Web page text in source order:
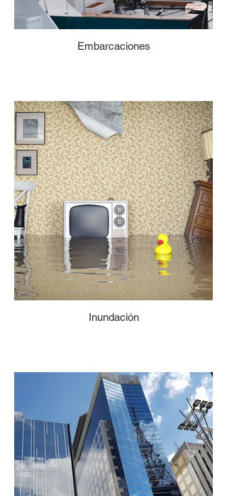
Embarcaciones
Inundación